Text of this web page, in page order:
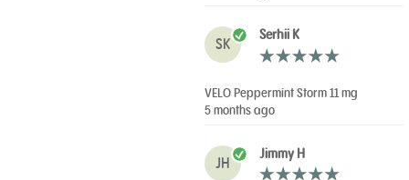
SK
Serhii K
VELO Peppermint Storm 11 mg
5 months ago
JH
Jimmy H